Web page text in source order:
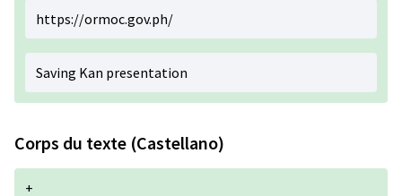
https://ormoc.gov.ph/
Saving Kan presentation
Corps du texte (Castellano)
+